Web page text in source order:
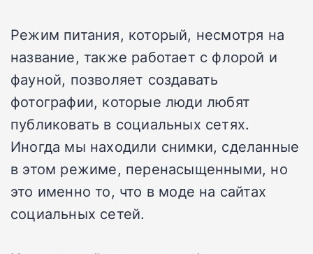
Режим питания, который, несмотря на
название, также работает с флорой и
фауной, позволяет создавать
фотографии, которые люди любят
публиковать в социальных сетях.
Иногда мы находили снимки, сделанные
в этом режиме, перенасыщенными, но
это именно то, что в моде на сайтах
социальных сетей.